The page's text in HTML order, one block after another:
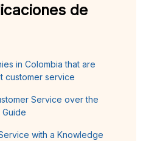
de
in Colombia that are
customer service
Service over the
with a Knowledge